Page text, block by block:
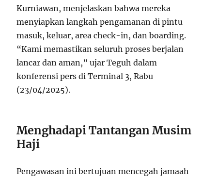
Kurniawan, menjelaskan bahwa mereka
menyiapkan langkah pengamanan di pintu
masuk, keluar, area check-in, dan boarding.
“Kami memastikan seluruh proses berjalan
lancar dan aman,” ujar Teguh dalam
konferensi pers di Terminal 3, Rabu
(23/04/2025).
Menghadapi Tantangan Musim
Haji
Pengawasan ini bertujuan mencegah jamaah